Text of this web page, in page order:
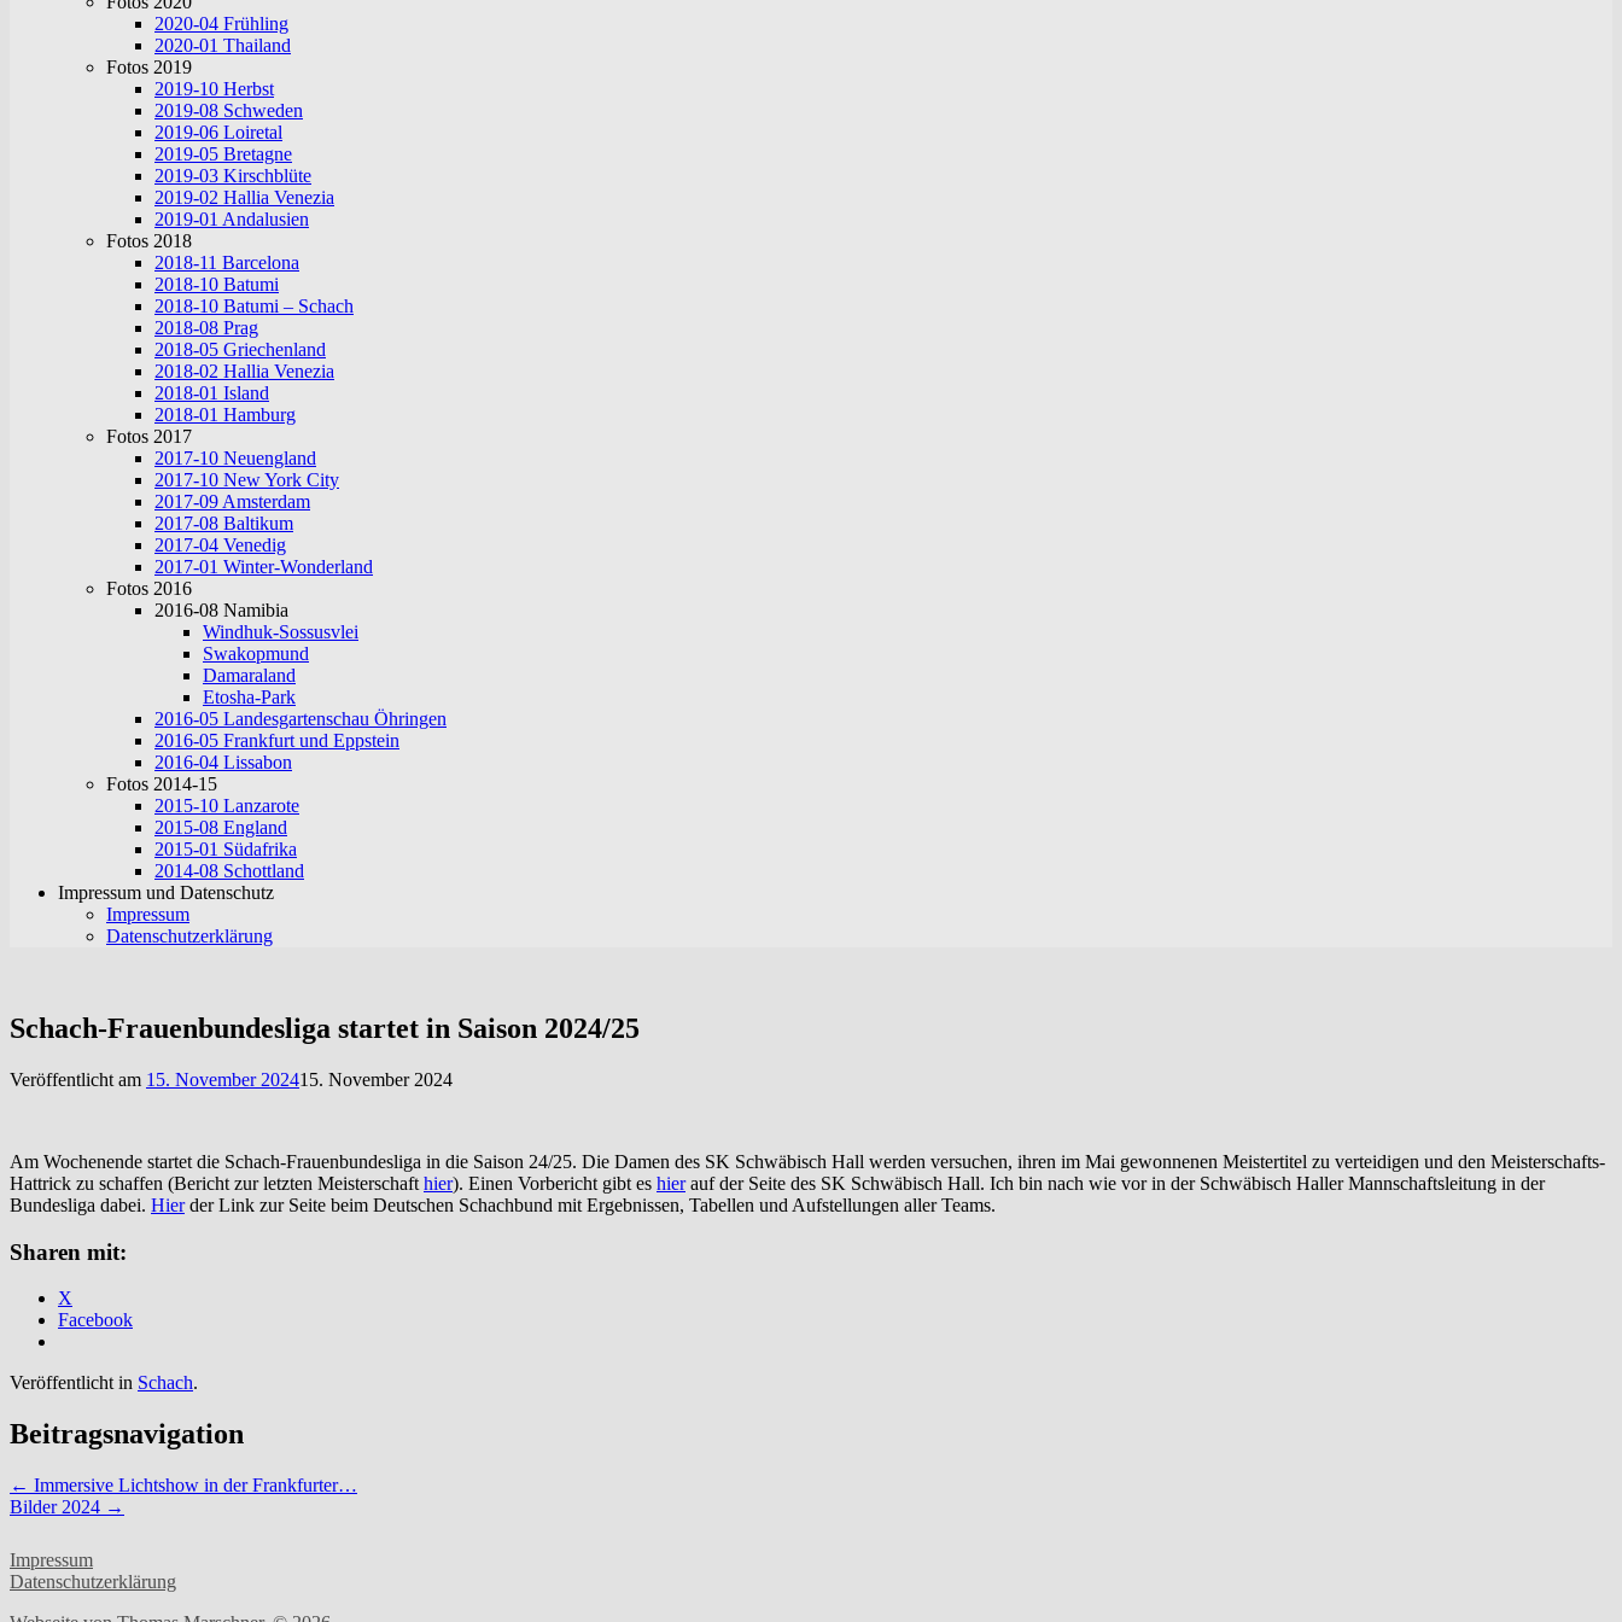
2020-04 Frühling
2020-01 Thailand
Fotos 2019
2019-10 Herbst
2019-08 Schweden
2019-06 Loiretal
2019-05 Bretagne
2019-03 Kirschblüte
2019-02 Hallia Venezia
2019-01 Andalusien
Fotos 2018
2018-11 Barcelona
2018-10 Batumi
2018-10 Batumi – Schach
2018-08 Prag
2018-05 Griechenland
2018-02 Hallia Venezia
2018-01 Island
2018-01 Hamburg
Fotos 2017
2017-10 Neuengland
2017-10 New York City
2017-09 Amsterdam
2017-08 Baltikum
2017-04 Venedig
2017-01 Winter-Wonderland
Fotos 2016
2016-08 Namibia
Windhuk-Sossusvlei
Swakopmund
Damaraland
Etosha-Park
2016-05 Landesgartenschau Öhringen
2016-05 Frankfurt und Eppstein
2016-04 Lissabon
Fotos 2014-15
2015-10 Lanzarote
2015-08 England
2015-01 Südafrika
2014-08 Schottland
Impressum und Datenschutz
Impressum
Datenschutzerklärung
Schach-Frauenbundesliga startet in Saison 2024/25
Veröffentlicht am 15. November 202415. November 2024
Am Wochenende startet die Schach-Frauenbundesliga in die Saison 24/25. Die Damen des SK Schwäbisch Hall werden versuchen, ihren im Mai gewonnenen Meistertitel zu verteidigen und den Meisterschafts-
Hattrick zu schaffen (Bericht zur letzten Meisterschaft hier). Einen Vorbericht gibt es hierauf der Seite des SK Schwäbisch Hall. Ich bin nach wie vor in der Schwäbisch Haller Mannschaftsleitung in der
Bundesliga dabei. Hierder Link zur Seite beim Deutschen Schachbund mit Ergebnissen, Tabellen und Aufstellungen aller Teams.
Sharen mit:
X
Facebook
Veröffentlicht in Schach.
Beitragsnavigation
← Immersive Lichtshow in der Frankfurter…
Bilder 2024 →
Impressum
Datenschutzerklärung